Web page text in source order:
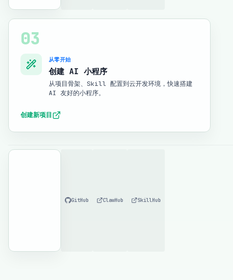
03
从零开始
创建 AI 小程序
从项目骨架、Skill 配置到云开发环境，快速搭建
AI 友好的小程序。
创建新项目
GitHub ClawHub SkillHub